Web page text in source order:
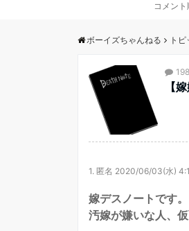
コメント
ボーイズちゃんねる ト
【
1. 匿名 2020/06/03(水)
嫁デスノートです。
汚嫁が嫌いな人、